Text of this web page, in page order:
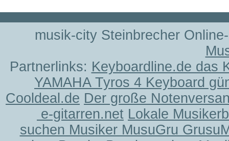
musik-city Steinbrecher
Partnerlinks: Keyboardline.de das
YAMAHA Tyros 4 Keyboard
Cooldeal.de Der große
e-gitarren.net Lokale
suchen Musiker MusuGru